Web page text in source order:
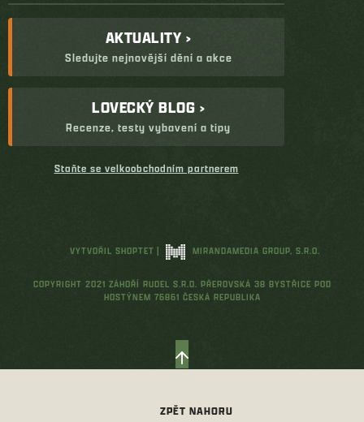
AKTUALITY ›
Sledujte nejnovější dění a akce
LOVECKÝ BLOG ›
Recenze, testy vybavení a tipy
Staňte se velkoobchodním partnerem
VYTVOŘIL SHOPTET | MIRANDAMEDIA GROUP, S.R.O.
COPYRIGHT 2021 ZÁHOŘÍ RUDEL S.R.O. PŘEROVSKÁ 38 BYSTŘICE POD
HOSTÝNEM 76861 ČESKÁ REPUBLIKA